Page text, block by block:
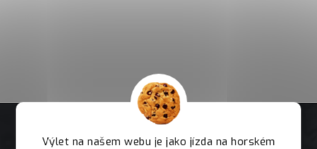
Výlet na našem webu je jako jízda na horském